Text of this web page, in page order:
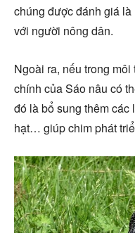
chúng được đánh giá
với người nông dân.
Ngoài ra, nếu trong
chính của Sáo nâu có
đó là bổ sung thêm các
hạt… giúp chim phát